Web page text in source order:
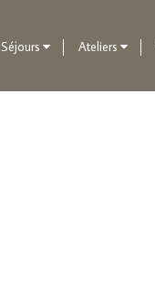
Séjours Ateliers